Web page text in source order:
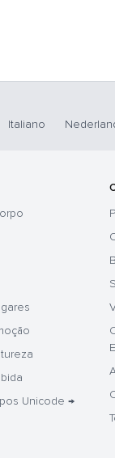
Italiano
Unicode →